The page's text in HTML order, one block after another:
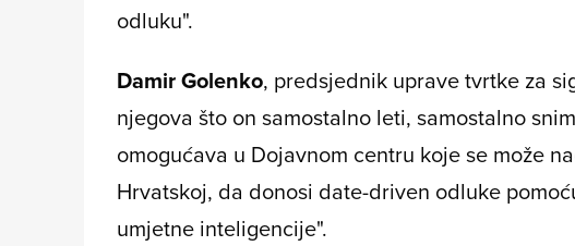
odluku".
Damir Golenko, predsjednik uprave tvrtke za
njegova što on samostalno leti, samostalno
omogućava u Dojavnom centru koje se može
Hrvatskoj, da donosi date-driven odluke
umjetne inteligencije".